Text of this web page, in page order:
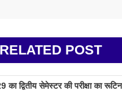
RELATED POST
द्वितीय सेमेस्टर की परीक्षा का